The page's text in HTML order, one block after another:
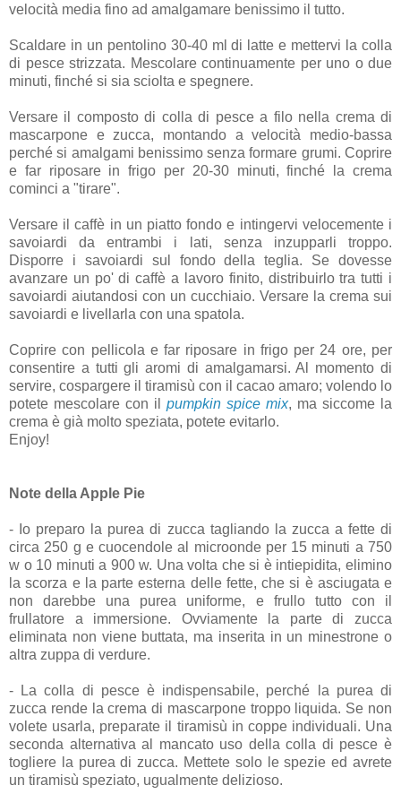
velocità media fino ad amalgamare benissimo il tutto.
Scaldare in un pentolino 30-40 ml di latte e mettervi la colla
di pesce strizzata. Mescolare continuamente per uno o due
minuti, finché si sia sciolta e spegnere.
Versare il composto di colla di pesce a filo nella crema di
mascarpone e zucca, montando a velocità medio-bassa
perché si amalgami benissimo senza formare grumi. Coprire
e far riposare in frigo per 20-30 minuti, finché la crema
cominci a "tirare".
Versare il caffè in un piatto fondo e intingervi velocemente i
savoiardi da entrambi i lati, senza inzupparli troppo.
Disporre i savoiardi sul fondo della teglia. Se dovesse
avanzare un po' di caffè a lavoro finito, distribuirlo tra tutti i
savoiardi aiutandosi con un cucchiaio. Versare la crema sui
savoiardi e livellarla con una spatola.
Coprire con pellicola e far riposare in frigo per 24 ore, per
consentire a tutti gli aromi di amalgamarsi. Al momento di
servire, cospargere il tiramisù con il cacao amaro; volendo lo
potete mescolare con il pumpkin spice mix, ma siccome la
crema è già molto speziata, potete evitarlo.
Enjoy!
Note della Apple Pie
- Io preparo la purea di zucca tagliando la zucca a fette di
circa 250 g e cuocendole al microonde per 15 minuti a 750
w o 10 minuti a 900 w. Una volta che si è intiepidita, elimino
la scorza e la parte esterna delle fette, che si è asciugata e
non darebbe una purea uniforme, e frullo tutto con il
frullatore a immersione. Ovviamente la parte di zucca
eliminata non viene buttata, ma inserita in un minestrone o
altra zuppa di verdure.
- La colla di pesce è indispensabile, perché la purea di
zucca rende la crema di mascarpone troppo liquida. Se non
volete usarla, preparate il tiramisù in coppe individuali. Una
seconda alternativa al mancato uso della colla di pesce è
togliere la purea di zucca. Mettete solo le spezie ed avrete
un tiramisù speziato, ugualmente delizioso.